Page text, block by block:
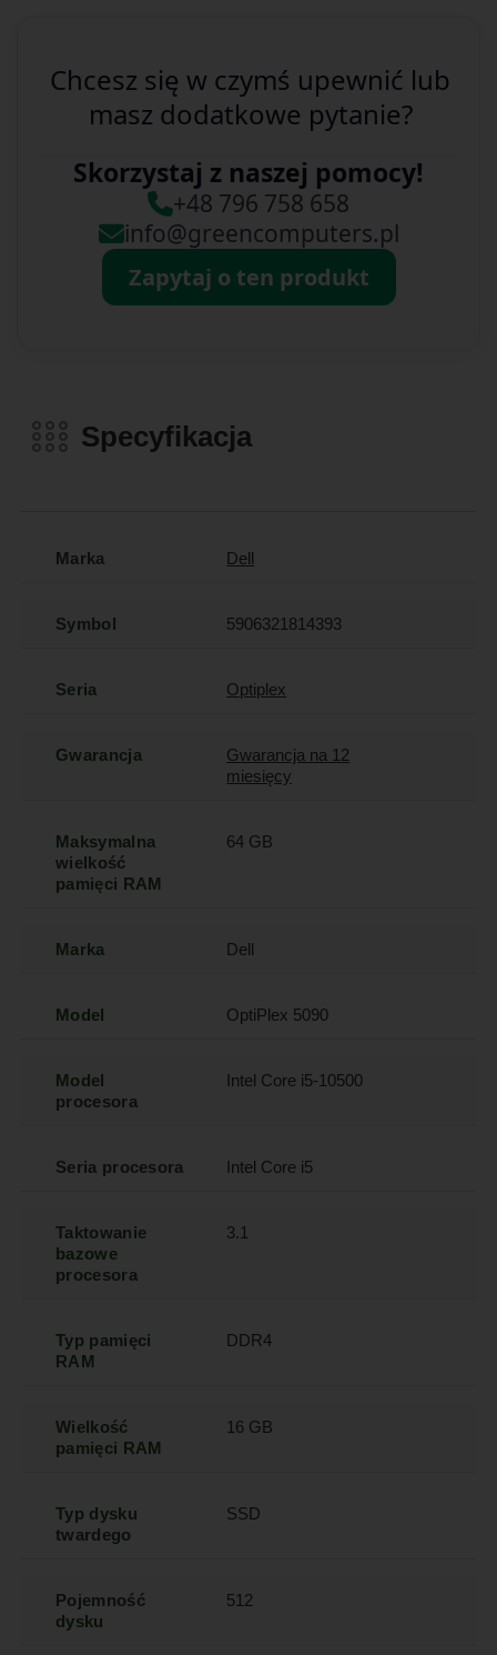
Chcesz się w czymś upewnić lub
masz dodatkowe pytanie?
Skorzystaj z naszej pomocy!
+48 796 758 658
info@greencomputers.pl
Zapytaj o ten produkt
Specyfikacja
Marka Dell
Symbol 5906321814393
Seria Optiplex
Gwarancja
Gwarancja na 12
miesięcy
Maksymalna
wielkość
pamięci RAM
64 GB
Marka Dell
Model OptiPlex 5090
Model
procesora
Intel Core i5-10500
Seria procesora Intel Core i5
Taktowanie
bazowe
procesora
3.1
Typ pamięci
RAM
DDR4
Wielkość
pamięci RAM
16 GB
Typ dysku
twardego
SSD
Pojemność
dysku
512